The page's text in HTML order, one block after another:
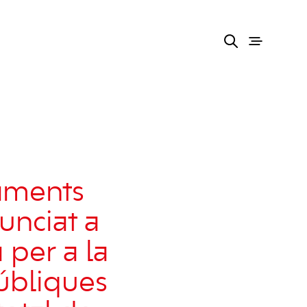
a
per a la